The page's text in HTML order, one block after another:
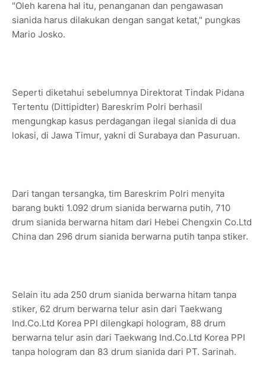
"Oleh karena hal itu, penanganan dan pengawasan
sianida harus dilakukan dengan sangat ketat," pungkas
Mario Josko.
Seperti diketahui sebelumnya Direktorat Tindak Pidana
Tertentu (Dittipidter) Bareskrim Polri berhasil
mengungkap kasus perdagangan ilegal sianida di dua
lokasi, di Jawa Timur, yakni di Surabaya dan Pasuruan.
Dari tangan tersangka, tim Bareskrim Polri menyita
barang bukti 1.092 drum sianida berwarna putih, 710
drum sianida berwarna hitam dari Hebei Chengxin Co.Ltd
China dan 296 drum sianida berwarna putih tanpa stiker.
Selain itu ada 250 drum sianida berwarna hitam tanpa
stiker, 62 drum berwarna telur asin dari Taekwang
Ind.Co.Ltd Korea PPI dilengkapi hologram, 88 drum
berwarna telur asin dari Taekwang Ind.Co.Ltd Korea PPI
tanpa hologram dan 83 drum sianida dari PT. Sarinah.